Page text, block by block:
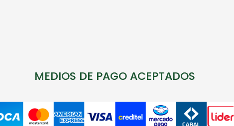
MEDIOS DE PAGO ACEPTADOS